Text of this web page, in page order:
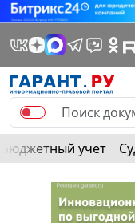
Бюджетный учет